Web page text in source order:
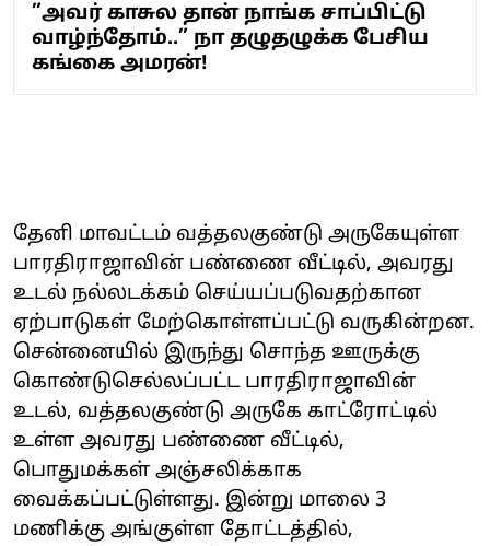
”அவர் காசுல தான் நாங்க சாப்பிட்டு
வாழ்ந்தோம்..” நா தழுதழுக்க பேசிய
கங்கை அமரன்!
தேனி மாவட்டம் வத்தலகுண்டு அருகேயுள்ள
பாரதிராஜாவின் பண்ணை வீட்டில், அவரது
உடல் நல்லடக்கம் செய்யப்படுவதற்கான
ஏற்பாடுகள் மேற்கொள்ளப்பட்டு வருகின்றன.
சென்னையில் இருந்து சொந்த ஊருக்கு
கொண்டுசெல்லப்பட்ட பாரதிராஜாவின்
உடல், வத்தலகுண்டு அருகே காட்ரோட்டில்
உள்ள அவரது பண்ணை வீட்டில்,
பொதுமக்கள் அஞ்சலிக்காக
வைக்கப்பட்டுள்ளது. இன்று மாலை 3
மணிக்கு அங்குள்ள தோட்டத்தில்,